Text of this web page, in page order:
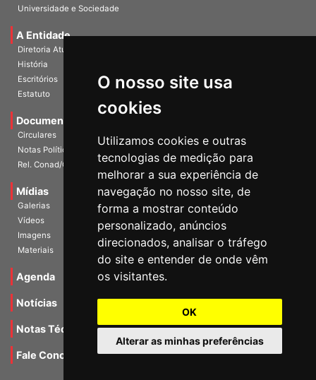
O nosso site usa
cookies
Utilizamos cookies e outras
tecnologias de medição para
melhorar a sua experiência de
navegação no nosso site, de
forma a mostrar conteúdo
personalizado, anúncios
direcionados, analisar o tráfego
do site e entender de onde vêm
os visitantes.
OK
Alterar as minhas preferências
Universidade e Sociedade
A Entidade
Diretoria Atual
História
Escritórios
Estatuto
Documentos
Circulares
Notas Políticas
Rel. Conad/Congresso
Mídias
Galerias
Vídeos
Imagens
Materiais
Agenda
Notícias
Notas Técnicas
Fale Conocsco